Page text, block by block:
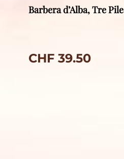
Barbera d’Alba, Tre Pile
CHF39.50